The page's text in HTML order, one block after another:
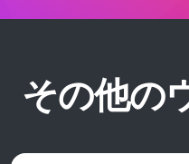
その他の